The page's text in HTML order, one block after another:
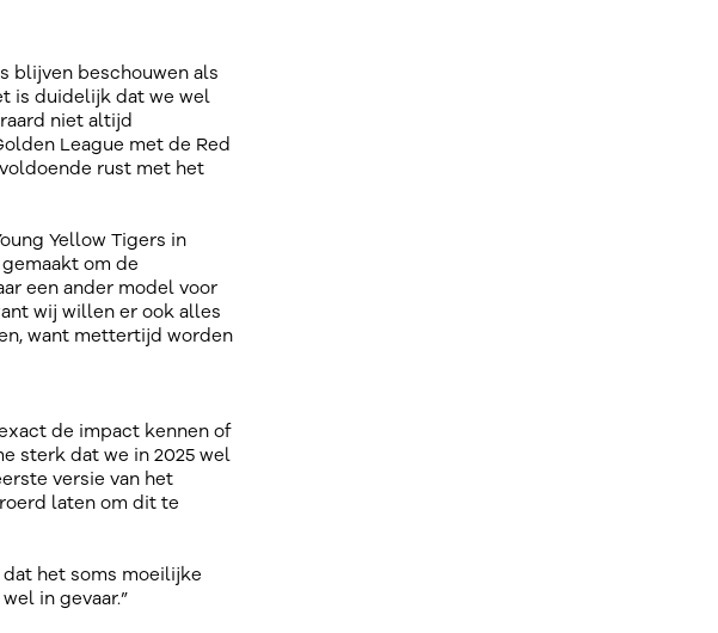
blijven beschouwen als
is duidelijk dat we wel
niet altijd
League met de Red
rust met het
Yellow Tigers in
om de
een ander model voor
wij willen er ook alles
want mettertijd worden
de impact kennen of
sterk dat we in 2025 wel
versie van het
laten om dit te
het soms moeilijke
in gevaar.”